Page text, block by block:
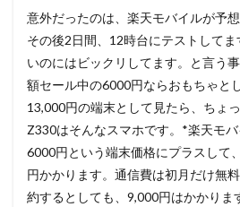
意外だったのは、楽天モバイルが予
その後2日間、12時台にテストして
いのにはビックリしてます。と言う
額セール中の6000円ならおもちゃと
13,000円の端末として見たら、ちょ
Z330はそんなスマホです。*楽天モ
6000円という端末価格にプラスして
円かかります。通信費は初月だけ無
約するとしても、9,000円はかかりま